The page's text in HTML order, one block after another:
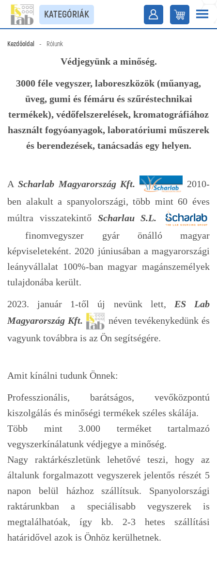
KATEGÓRIÁK
Kezdőoldal - Rólunk
Védjegyünk a minőség.
3000 féle vegyszer, laboreszközök (műanyag,
üveg, gumi és fémáru és szűréstechnikai
termékek), védőfelszerelések, kromatográfiához
használt fogyóanyagok, laboratóriumi műszerek
és berendezések, tanácsadás egy helyen.
A Scharlab Magyarország Kft.
2010-
ben alakult a spanyolországi, több mint 60 éves
múltra visszatekintő Scharlau S.L.
finomvegyszer gyár önálló magyar
képviseleteként. 2020 júniusában a magyarországi
leányvállalat 100%-ban magyar magánszemélyek
tulajdonába került.
2023. január 1-től új nevünk lett, ES Lab
Magyarország Kft.
néven tevékenykedünk és
vagyunk továbbra is az Ön segítségére.
Amit kínálni tudunk Önnek:
Professzionális, barátságos, vevőközpontú
kiszolgálás és minőségi termékek széles skálája.
Több mint 3.000 terméket tartalmazó
vegyszerkínálatunk védjegye a minőség.
Nagy raktárkészletünk lehetővé teszi, hogy az
általunk forgalmazott vegyszerek jelentős részét 5
napon belül házhoz szállítsuk. Spanyolországi
raktárunkban a speciálisabb vegyszerek is
megtalálhatóak, így kb. 2-3 hetes szállítási
határidővel azok is Önhöz kerülhetnek.